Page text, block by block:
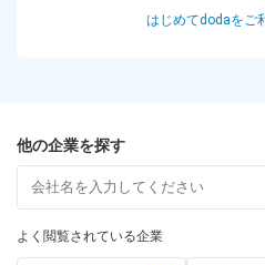
（院卒・大卒）月給27万8,000円以
（短大卒・専門2年卒）月給25万
（高卒）月給25万400円以上＋各種
※経験や年齢を考慮の上、当社規定
はじめてdodaをご
他の企業を探す
よく閲覧されている企業